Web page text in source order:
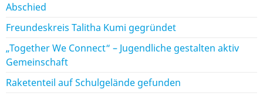
Abschied
Freundeskreis Talitha Kumi gegründet
„Together We Connect“ – Jugendliche gestalten aktiv
Gemeinschaft
Raketenteil auf Schulgelände gefunden